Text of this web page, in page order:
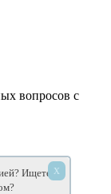
вопросов с
Ищете х